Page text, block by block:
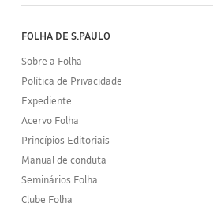
de
S.Paulo
FOLHA DE S.PAULO
Sobre a Folha
Política de Privacidade
Expediente
Acervo Folha
Princípios Editoriais
Manual de conduta
Seminários Folha
Clube Folha